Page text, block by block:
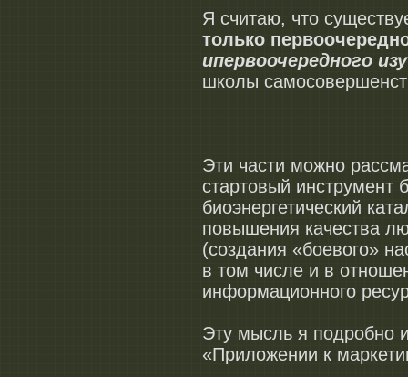
Я считаю, что
только
ипервоочередного
школы
Эти части можно
стартовый
биоэнергетический
повышения качества
(создания «боевого»
в том числе и в
информационного
Эту мысль я подробно
«Приложении к